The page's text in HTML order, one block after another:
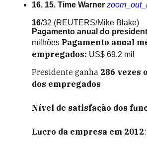
16. 15. Time Warner
16/32 (REUTERS/Mike Blake)
Pagamento anual do
milhões Pagamento anual
empregados: US$ 69,2 mil
Presidente ganha 286 vezes
dos empregados
Nível de satisfação dos
Lucro da empresa em 2012